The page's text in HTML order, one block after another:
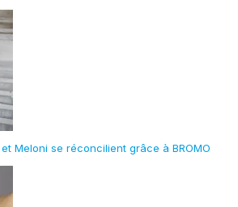
Meloni se réconcilient grâce à BROMO